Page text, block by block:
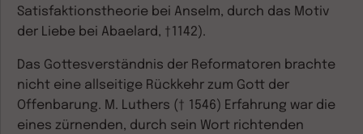
Satisfaktionstheorie bei Anselm, durch das Motiv
der Liebe bei Abaelard, †1142).
Das Gottesverständnis der Reformatoren brachte
nicht eine allseitige Rückkehr zum Gott der
Offenbarung. M. Luthers († 1546) Erfahrung war die
eines zürnenden, durch sein Wort richtenden